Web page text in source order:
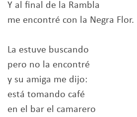
Y al final de la Rambla
me encontré con la Negra Flor.
La estuve buscando
pero no la encontré
y su amiga me dijo:
está tomando café
en el bar el camarero